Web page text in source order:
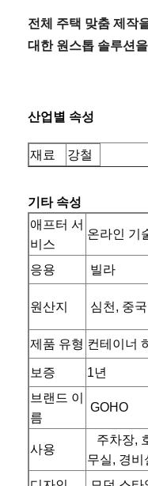
전체 주택 맞춤 제작
대한 원스톱 솔루션
산업별 속성
재료 강철
기타 속성
애프터 서
비스
온라인 기
응용 빌라
원산지 심천, 중국
제품 유형 컨테이너
보증
1년
브랜드 이
름
GOHO
사용
주차장,
무실, 경비